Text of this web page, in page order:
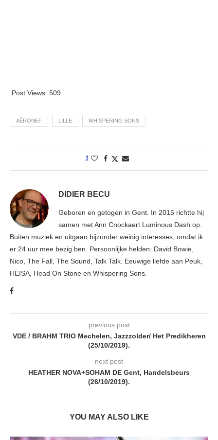
Post Views: 509
AÉRONEF LILLE WHISPERING SONS
1
DIDIER BECU
Geboren en getogen in Gent. In 2015 richtte hij
samen met Ann Cnockaert Luminous Dash op.
Buiten muziek en uitgaan bijzonder weinig interesses, omdat ik
er 24 uur mee bezig ben. Persoonlijke helden: David Bowie,
Nico, The Fall, The Sound, Talk Talk. Eeuwige liefde aan Peuk,
HEISA, Head On Stone en Whispering Sons.
previous post
VDE / BRAHM TRIO Mechelen, Jazzzolder/ Het Predikheren
(25/10/2019).
next post
HEATHER NOVA+SOHAM DE Gent, Handelsbeurs
(26/10/2019).
YOU MAY ALSO LIKE